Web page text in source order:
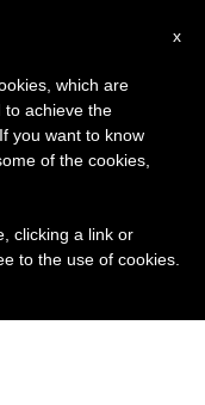
x
which are
to achieve the
you want to know
of the cookies,
clicking a link or
to the use of cookies.